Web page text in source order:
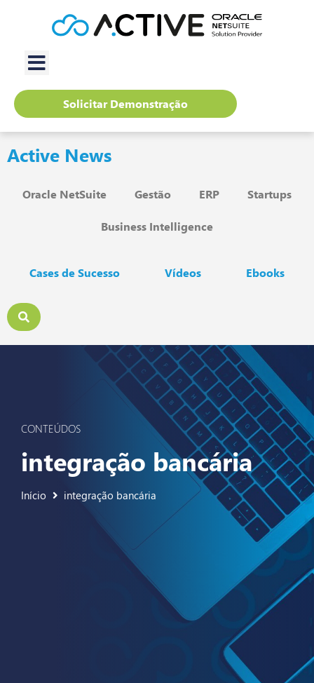
Solicitar Demonstração
Active News
Oracle NetSuite Gestão ERP Startups
Business Intelligence
Cases de Sucesso Vídeos Ebooks
CONTEÚDOS
integração bancária
Início integração bancária